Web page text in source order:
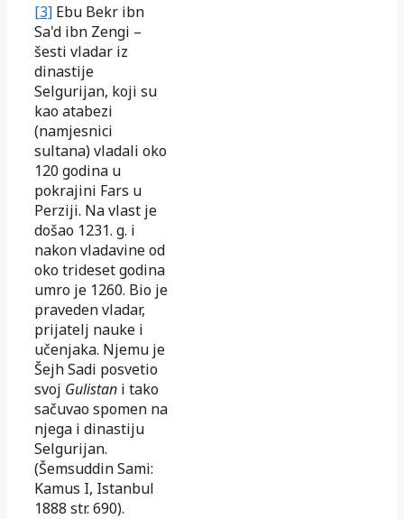
[3] Ebu Bekr ibn
Sa'd ibn Zengi –
šesti vladar iz
dinastije
Selgurijan, koji su
kao atabezi
(namjesnici
sultana) vladali oko
120 godina u
pokrajini Fars u
Perziji. Na vlast je
došao 1231. g. i
nakon vladavine od
oko trideset godina
umro je 1260. Bio je
praveden vladar,
prijatelj nauke i
učenjaka. Njemu je
Šejh Sadi posvetio
svoj Gulistan i tako
sačuvao spomen na
njega i dinastiju
Selgurijan.
(Šemsuddin Sami:
Kamus I, Istanbul
1888 str. 690).